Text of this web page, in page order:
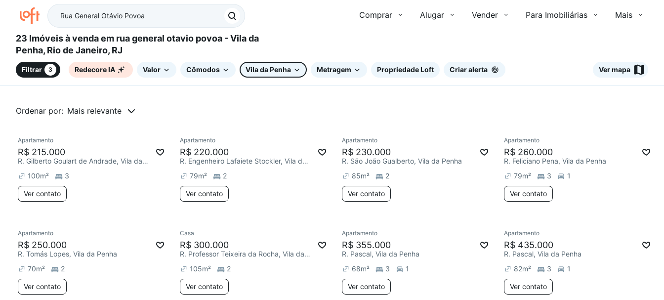
Comprar Alugar Vender Para Imobiliárias Mais
23 Imóveis à venda em rua general otavio povoa - Vila da
Penha, Rio de Janeiro, RJ
Filtrar 3 Redecore IA Valor Cômodos Vila da Penha Metragem Propriedade Loft Criar alerta Ver mapa
Ordenar por: Mais relevante
Redecorar
Apartamento
R$ 215.000
R. Gilberto Goulart de Andrade, Vila da Penha
100m² 3
Ver contato
Apartamento
R$ 220.000
R. Engenheiro Lafaiete Stockler, Vila da Penha
79m² 2
Ver contato
Apartamento
R$ 230.000
R. São João Gualberto, Vila da Penha
85m² 2
Ver contato
Redecorar
Apartamento
R$ 260.000
R. Feliciano Pena, Vila da Penha
79m² 3 1
Ver contato
Redecorar
Apartamento
R$ 250.000
R. Tomás Lopes, Vila da Penha
70m² 2
Ver contato
Casa
R$ 300.000
R. Professor Teixeira da Rocha, Vila da Penha
105m² 2
Ver contato
Chegou este mês
Apartamento
R$ 355.000
R. Pascal, Vila da Penha
68m² 3 1
Ver contato
Chegou este mês
Apartamento
R$ 435.000
R. Pascal, Vila da Penha
82m² 3 1
Ver contato